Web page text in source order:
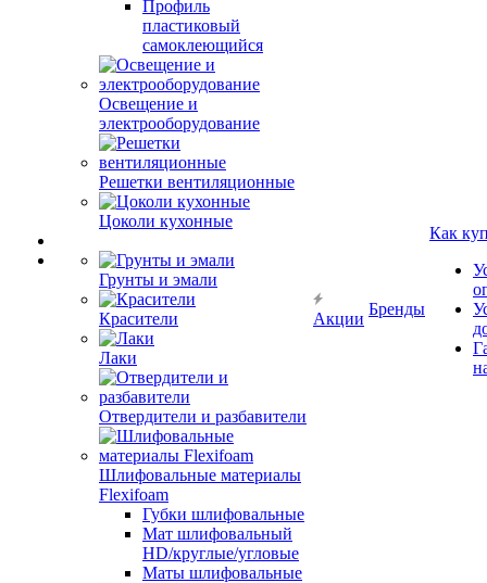
Профиль
пластиковый
самоклеющийся
Освещение и
электрооборудование
Решетки вентиляционные
Цоколи кухонные
Грунты и эмали
Красители
Лаки
Отвердители и разбавители
Шлифовальные материалы
Flexifoam
Губки шлифовальные
Мат шлифовальный
HD/круглые/угловые
Маты шлифовальные
Акции
Бренды
Как